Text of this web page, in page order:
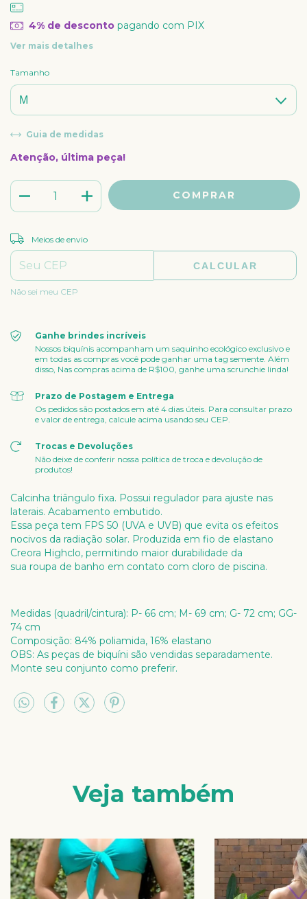
4% de descontopagando com PIX
Ver mais detalhes
Tamanho
Guia de medidas
Atenção, última peça!
Entregas para o CEP:
Meios de envio
CALCULAR
Não sei meu CEP
Ganhe brindes incríveis
Nossos biquínis acompanham um saquinho ecológico exclusivo e
em todas as compras você pode ganhar uma tag semente. Além
disso, Nas compras acima de R$100, ganhe uma scrunchie linda!
Prazo de Postagem e Entrega
Os pedidos são postados em até 4 dias úteis. Para consultar prazo
e valor de entrega, calcule acima usando seu CEP.
Trocas e Devoluções
Não deixe de conferir nossa política de troca e devolução de
produtos!
Calcinha triângulo fixa. Possui regulador para ajuste nas
laterais. Acabamento embutido.
Essa peça tem FPS 50 (UVA e UVB) que evita os efeitos
nocivos da radiação solar. Produzida em fio de elastano
Creora Highclo, permitindo maior durabilidade da
sua roupa de banho em contato com cloro de piscina.
Medidas (quadril/cintura): P- 66 cm; M- 69 cm; G- 72 cm; GG-
74 cm
Composição: 84% poliamida, 16% elastano
OBS: As peças de biquíni são vendidas separadamente.
Monte seu conjunto como preferir.
Veja também